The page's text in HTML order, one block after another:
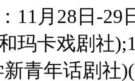
11月28日-29
玛卡戏剧社
青年话剧社